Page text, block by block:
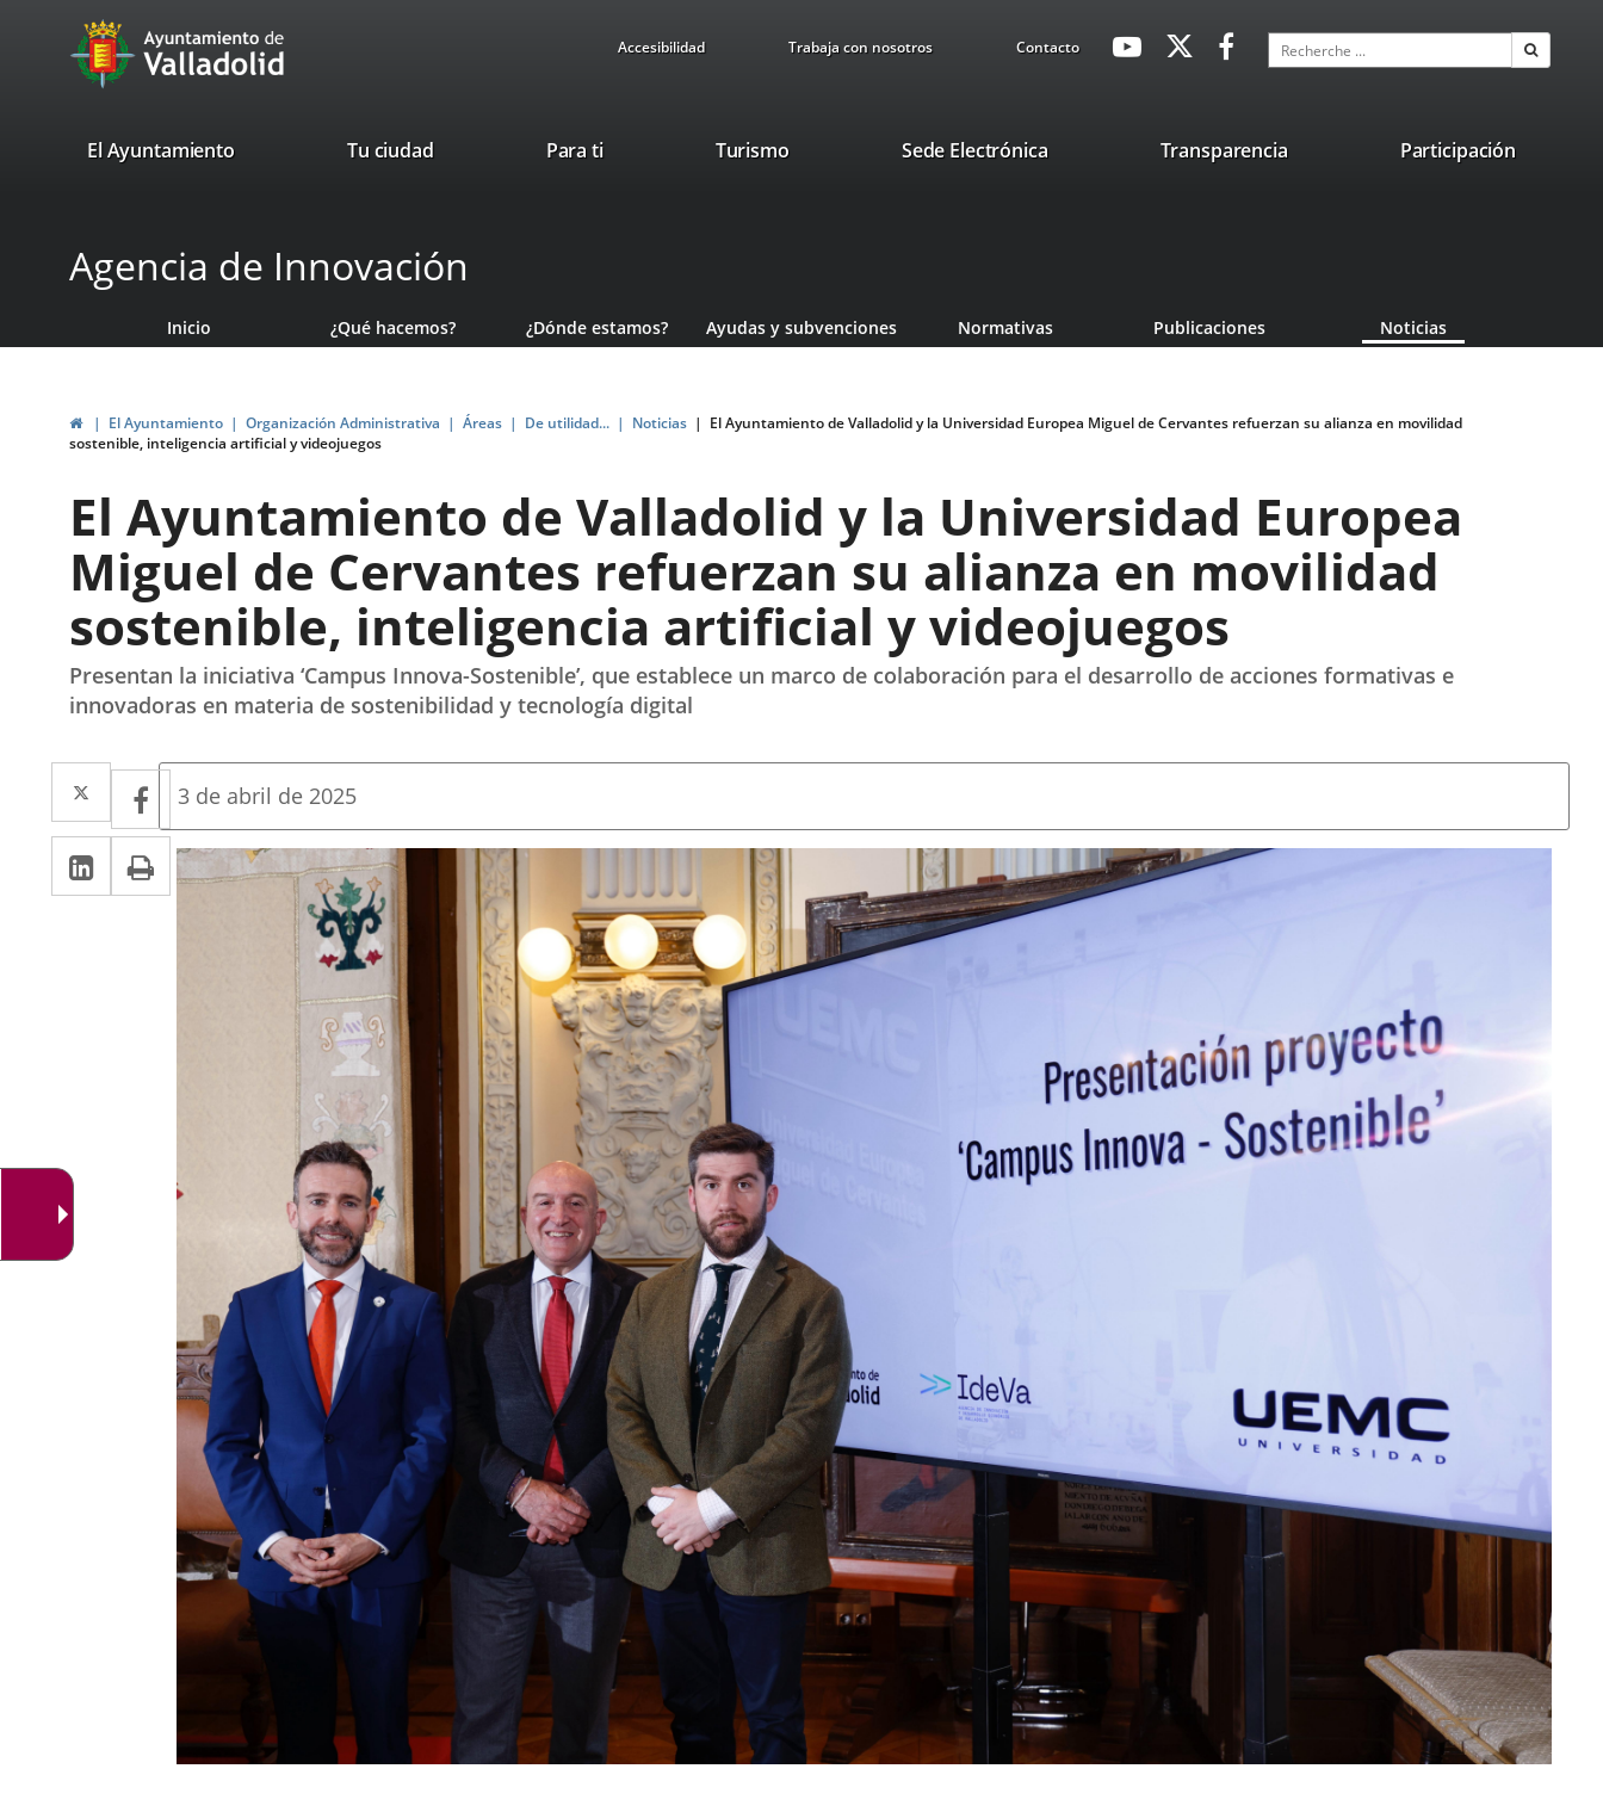
Portal
Web
Ayuntamiento
Valladolid
Accesibilidad Trabaja con nosotros ContactoavaHeaderSocial
Enlace
externa.
Enlace
aplicación
externa.
Enlace
aplicación
externa.
Recherche
valladolid.es
El Ayuntamiento Tu ciudad Para ti TurismoEste
nueva.
Sede ElectrónicaEnlace
Transparencia Participación
Agencia de Innovación
Inicio ¿Qué hacemos? ¿Dónde estamos? Ayudas y subvenciones Normativas Publicaciones Noticias
InicioEl Ayuntamiento Organización Administrativa Áreas De utilidad... Noticias
El Ayuntamiento de Valladolid y la Universidad Europea Miguel de Cervantes refuerzan su alianza en movilidad
sostenible, inteligencia artificial y videojuegos
El Ayuntamiento de Valladolid y la Universidad Europea
Miguel de Cervantes refuerzan su alianza en movilidad
sostenible, inteligencia artificial y videojuegos
Presentan la iniciativa ‘Campus Innova-Sostenible’, que establece un marco de colaboración para el desarrollo de acciones formativas e
innovadoras en materia de sostenibilidad y tecnología digital
Twitter
Enlace
a
una
aplicación
Facebook
Enlace
a
una
LinkedIn
Enlace
a
Imprimir
Fecha
la
noticia
3 de abril de 2025